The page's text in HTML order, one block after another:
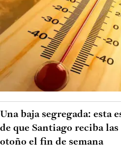
Una baja segregada: esta
de que Santiago reciba
otoño el fin de semana